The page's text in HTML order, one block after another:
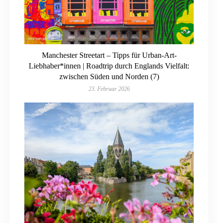
Manchester Streetart – Tipps für Urban-Art-
Liebhaber*innen | Roadtrip durch Englands Vielfalt:
zwischen Süden und Norden (7)
23. Februar 2026